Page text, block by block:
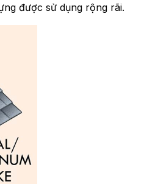
được sử dụng rộng rãi.